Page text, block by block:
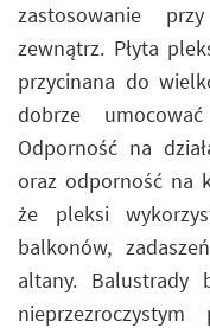
zastosowanie
zewnątrz. Płyta
przycinana do
dobrze
Odporność na
oraz odporność na
że pleksi
balkonów,
altany. Balustrady